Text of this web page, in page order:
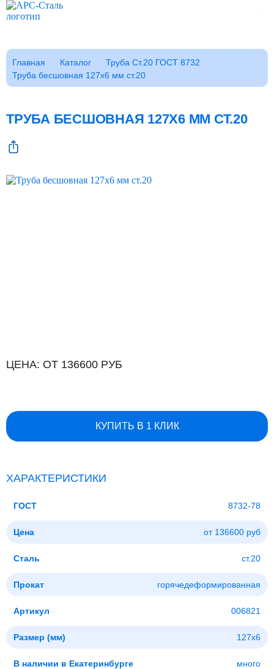
Каталог
Клиентам
ГОСТы
FAQ
Главная Каталог
Труба Ст.20 ГОСТ 8732
Труба бесшовная 127x6 мм ст.20
ТРУБА БЕСШОВНАЯ 127X6 ММ СТ.20
ЦЕНА: ОТ 136600 РУБ
КУПИТЬ В 1 КЛИК
ХАРАКТЕРИСТИКИ
ГОСТ 8732-78
Цена от 136600 руб
Сталь ст.20
Прокат горячедеформированная
Артикул 006821
Размер (мм) 127x6
В наличии в Екатеринбурге много